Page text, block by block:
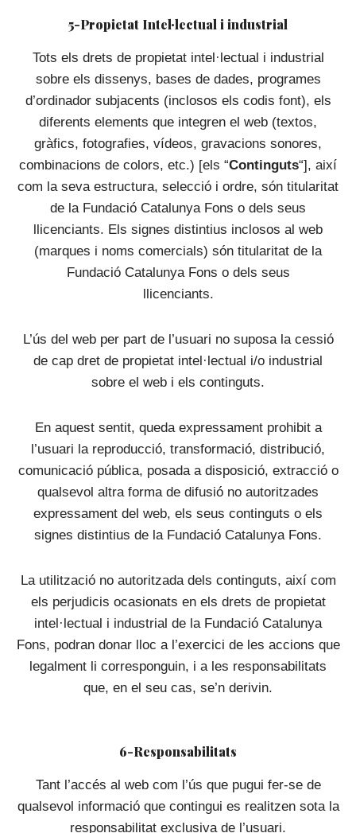
5-Propietat Intel·lectual i industrial
Tots els drets de propietat intel·lectual i industrial
sobre els dissenys, bases de dades, programes
d’ordinador subjacents (inclosos els codis font), els
diferents elements que integren el web (textos,
gràfics, fotografies, vídeos, gravacions sonores,
combinacions de colors, etc.) [els “Continguts“], així
com la seva estructura, selecció i ordre, són titularitat
de la Fundació Catalunya Fons o dels seus
llicenciants. Els signes distintius inclosos al web
(marques i noms comercials) són titularitat de la
Fundació Catalunya Fons o dels seus
llicenciants.
L’ús del web per part de l’usuari no suposa la cessió
de cap dret de propietat intel·lectual i/o industrial
sobre el web i els continguts.
En aquest sentit, queda expressament prohibit a
l’usuari la reproducció, transformació, distribució,
comunicació pública, posada a disposició, extracció o
qualsevol altra forma de difusió no autoritzades
expressament del web, els seus continguts o els
signes distintius de la Fundació Catalunya Fons.
La utilització no autoritzada dels continguts, així com
els perjudicis ocasionats en els drets de propietat
intel·lectual i industrial de la Fundació Catalunya
Fons, podran donar lloc a l’exercici de les accions que
legalment li corresponguin, i a les responsabilitats
que, en el seu cas, se’n derivin.
6-Responsabilitats
Tant l’accés al web com l’ús que pugui fer-se de
qualsevol informació que contingui es realitzen sota la
responsabilitat exclusiva de l’usuari.